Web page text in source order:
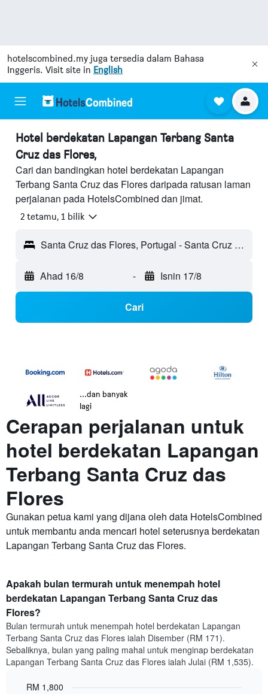
hotelscombined.my juga tersedia dalam Bahasa
Inggeris. Visit site in English
Hotel berdekatan Lapangan Terbang Santa
Cruz das Flores,
Cari dan bandingkan hotel berdekatan Lapangan
Terbang Santa Cruz das Flores daripada ratusan laman
perjalanan pada HotelsCombined dan jimat.
2 tetamu, 1 bilik
Santa Cruz das Flores, Portugal - Santa Cruz (FLW)
Ahad 16/8 - Isnin 17/8
Cari
...dan banyak
lagi
Cerapan perjalanan untuk
hotel berdekatan Lapangan
Terbang Santa Cruz das
Flores
Gunakan petua kami yang dijana oleh data HotelsCombined
untuk membantu anda mencari hotel seterusnya berdekatan
Lapangan Terbang Santa Cruz das Flores.
Apakah bulan termurah untuk menempah hotel
berdekatan Lapangan Terbang Santa Cruz das
Flores?
Bulan termurah untuk menempah hotel berdekatan Lapangan
Terbang Santa Cruz das Flores ialah Disember (RM 171).
Sebaliknya, bulan yang paling mahal untuk menginap berdekatan
Lapangan Terbang Santa Cruz das Flores ialah Julai (RM 1,535).
RM 1,800